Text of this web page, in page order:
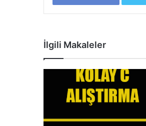
İlgili Makaleler